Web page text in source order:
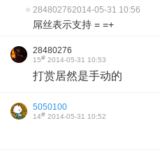
284802762014-05-31 10:56
屌丝表示支持 = =+
28480276
15# 2014-05-31 10:53
打赏居然是手动的
5050100
14# 2014-05-31 10:52